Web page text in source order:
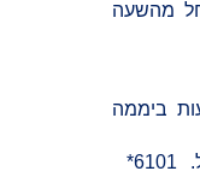
מהשעה
בית של רופאים 24 שעות ביממה
